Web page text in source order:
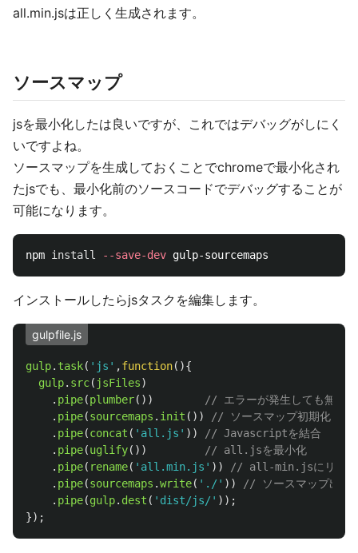
all.min.jsは正しく生成されます。
ソースマップ
jsを最小化したは良いですが、これではデバッグがしにく
いですよね。
ソースマップを生成しておくことでchromeで最小化され
たjsでも、最小化前のソースコードでデバッグすることが
可能になります。
npm install --save-dev
インストールしたらjsタスクを編集します。
gulpfile.js
gulp. task( ' js ' ,function(){
gulp. src( jsFiles)
. pipe(plumber())
// エラーが発生しても無視
. pipe(sourcemaps . init ())
// ソースマップ初期化
. pipe(concat ( ' all.js ' ))
// Javascriptを結合
. pipe(uglify())
// all.jsを最小化
. pipe( rename( ' all.min.js ' ))
// all-min.jsにリネー
. pipe(sourcemaps .write( ' ./' ))
// ソースマップ出力
. pipe(gulp. dest ( ' dist/js/' ));
});